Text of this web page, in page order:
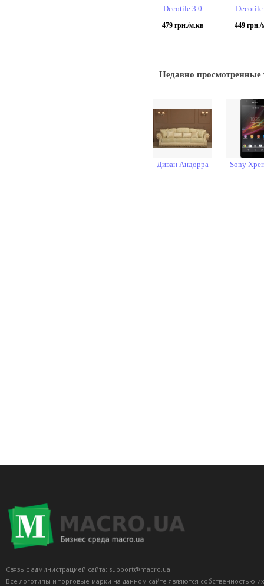
Decotile 3.0
479 грн./м.кв
Decotile
449 грн./
Недавно просмотренные
Диван Андорра Sony
Связь с администрацией сайта: support@macro.ua.
Все логотипы и торговые марки на данном сайте являются собственностью